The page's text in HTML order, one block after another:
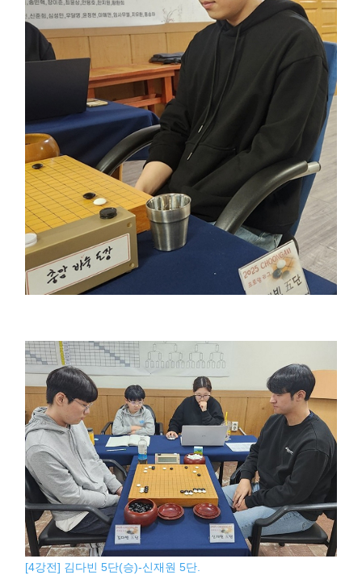
[4강전] 김다빈 5단(승)-신재원 5단.